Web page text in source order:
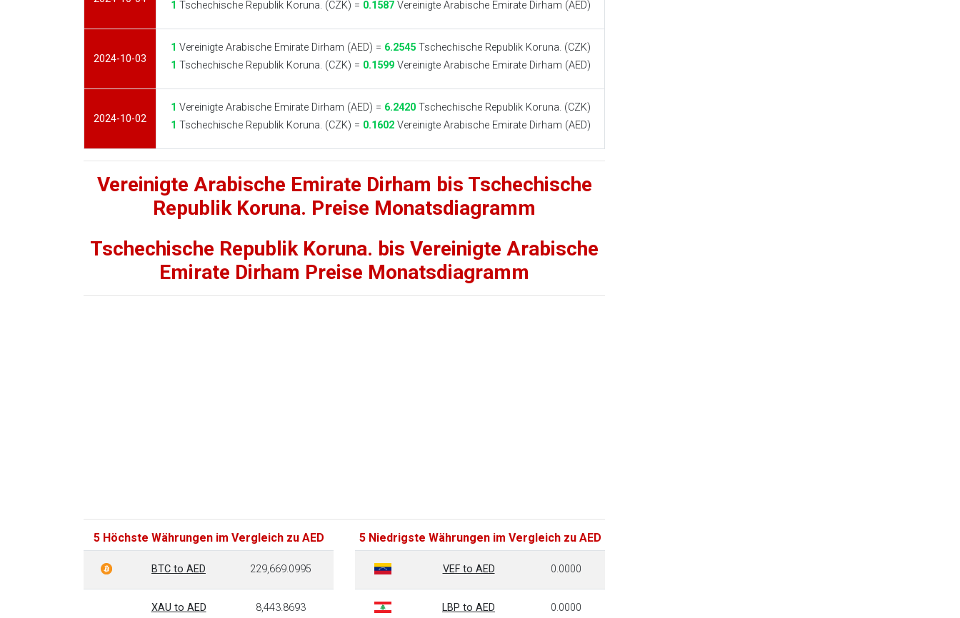
1 Tschechische Republik Koruna. (CZK) = 0.1587Vereinigte Arabische Emirate Dirham (AED)
2024-10-03
1 Vereinigte Arabische Emirate Dirham (AED) = 6.2545Tschechische Republik Koruna. (CZK)
1 Tschechische Republik Koruna. (CZK) = 0.1599Vereinigte Arabische Emirate Dirham (AED)
2024-10-02
1 Vereinigte Arabische Emirate Dirham (AED) = 6.2420Tschechische Republik Koruna. (CZK)
1 Tschechische Republik Koruna. (CZK) = 0.1602Vereinigte Arabische Emirate Dirham (AED)
Vereinigte Arabische Emirate Dirham bis Tschechische
Republik Koruna. Preise Monatsdiagramm
Tschechische Republik Koruna. bis Vereinigte Arabische
Emirate Dirham Preise Monatsdiagramm
5 Höchste Währungen im Vergleich zu AED
BTC to AED 229,669.0995
XAU to AED 8,443.8693
5 Niedrigste Währungen im Vergleich zu AED
VEF to AED 0.0000
LBP to AED 0.0000